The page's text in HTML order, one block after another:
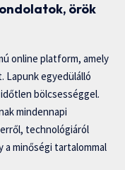
örök
online platform, amely
Lapunk egyedülálló
bölcsességgel.
mindennapi
technológiáról
a minőségi tartalommal